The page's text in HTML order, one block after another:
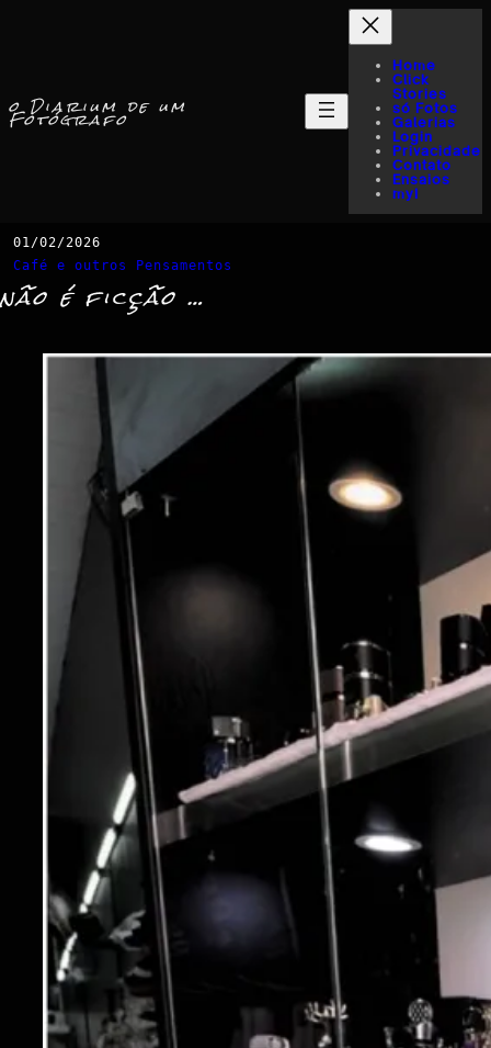
o Diarium de um
Fotógrafo
Home
Click
Stories
só Fotos
Galerias
Login
Privacidade
Contato
Ensaios
myI
01/02/2026
Café e outros Pensamentos
não é ficção …